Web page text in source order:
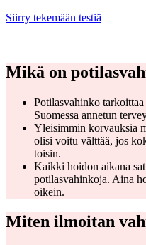
Siirry tekemään testiä
Mikä on
Potilasvahinko
Suomessa annetun
Yleisimmin korvauksia
olisi voitu välttää, jos
toisin.
Kaikki hoidon aikana
potilasvahinkoja. Aina
oikein.
Miten ilmoitan